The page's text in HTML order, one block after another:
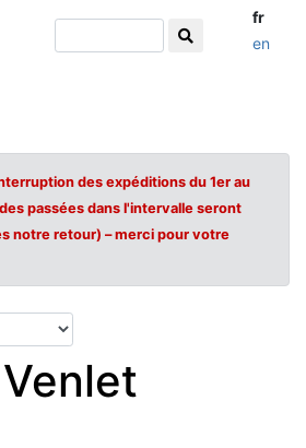
fr
en
des expéditions du 1er au
passées dans l'intervalle seront
notre retour) – merci pour votre